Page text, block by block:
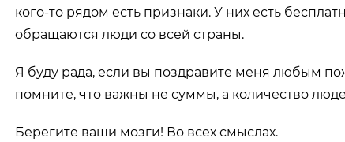
кого-то рядом есть признаки. У них есть
обращаются люди со всей страны.
Я буду рада, если вы поздравите меня любым
помните, что важны не суммы, а количество
Берегите ваши мозги! Во всех смыслах.